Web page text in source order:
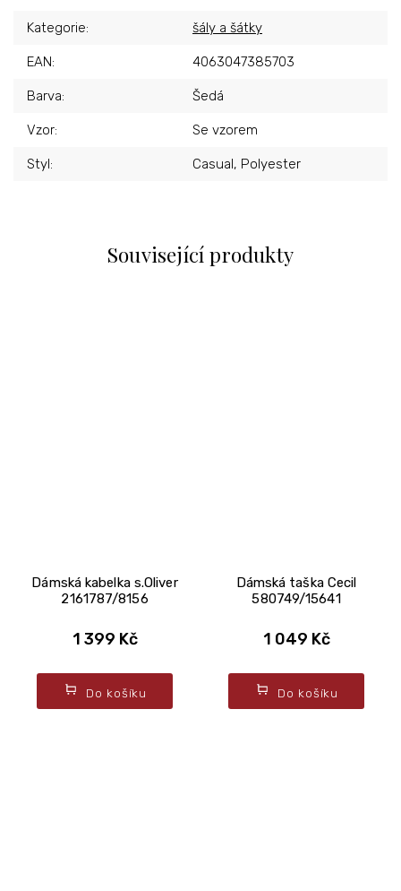
Související produkty
Dámská kabelka s.Oliver
2161787/8156
1 399 Kč
Do košíku
Dámská taška Cecil
580749/15641
1 049 Kč
Do košíku
Kategorie: šály a šátky
EAN: 4063047385703
Barva: Šedá
Vzor: Se vzorem
Styl: Casual, Polyester